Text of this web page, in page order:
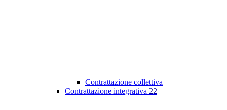
Contrattazione collettiva
Contrattazione integrativa 22